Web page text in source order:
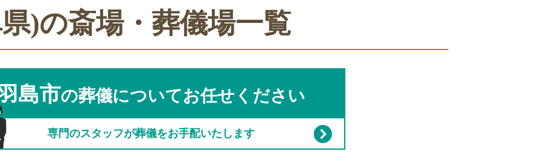
ポート
〜葬儀後まで
方
平均相場
東北・甲信越・北陸
関東
中部・東海
関西
中国・四国
東北・甲信越・北陸
関東
中部・東海
関西
中国・四国
)の斎場・葬儀場一覧
島市の葬儀についてお任せください
専門のスタッフが葬儀をお手配いたします